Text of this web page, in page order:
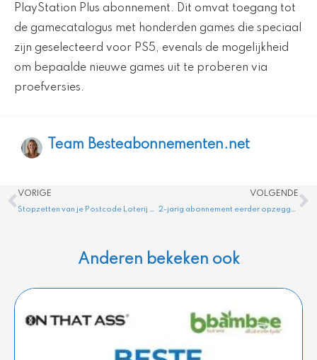
PlayStation Plus abonnement. Dit omvat toegang tot
de gamecatalogus met honderden games die speciaal
zijn geselecteerd voor PS5, evenals de mogelijkheid
om bepaalde nieuwe games uit te proberen via
proefversies.
Team Besteabonnementen.net
Vorige
VORIGE VOLGENDE
Anderen bekeken ook